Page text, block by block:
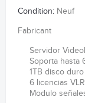
Condition: Neuf
Fabricant
Servidor
Soporta hasta
1TB disco duro
6 licencias
Modulo